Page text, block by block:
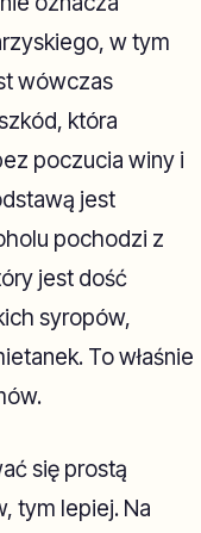
w tym
wówczas
która
poczucia winy i
jest
pochodzi z
jest dość
syropów,
To właśnie
się prostą
tym lepiej. Na